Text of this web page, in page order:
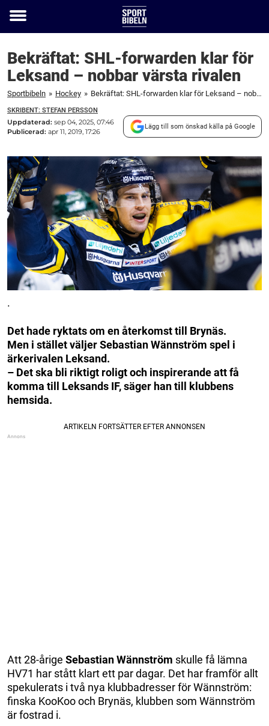
Toggle
Bekräftat: SHL-forwarden klar för
Leksand – nobbar värsta rivalen
Sportbibeln » Hockey » Bekräftat: SHL-forwarden klar för Leksand – nobbar värsta rivalen
SKRIBENT: STEFAN PERSSON
Uppdaterad: sep 04, 2025, 07:46
Publicerad: apr 11, 2019, 17:26
Lägg till som önskad källa på Google
.
Det hade ryktats om en återkomst till Brynäs.
Men i stället väljer Sebastian Wännström spel i
ärkerivalen Leksand.
– Det ska bli riktigt roligt och inspirerande att få
komma till Leksands IF, säger han till klubbens
hemsida.
Att 28-årige Sebastian Wännström skulle få lämna
HV71 har stått klart ett par dagar. Det har framför allt
spekulerats i två nya klubbadresser för Wännström:
finska KooKoo och Brynäs, klubben som Wännström
är fostrad i.